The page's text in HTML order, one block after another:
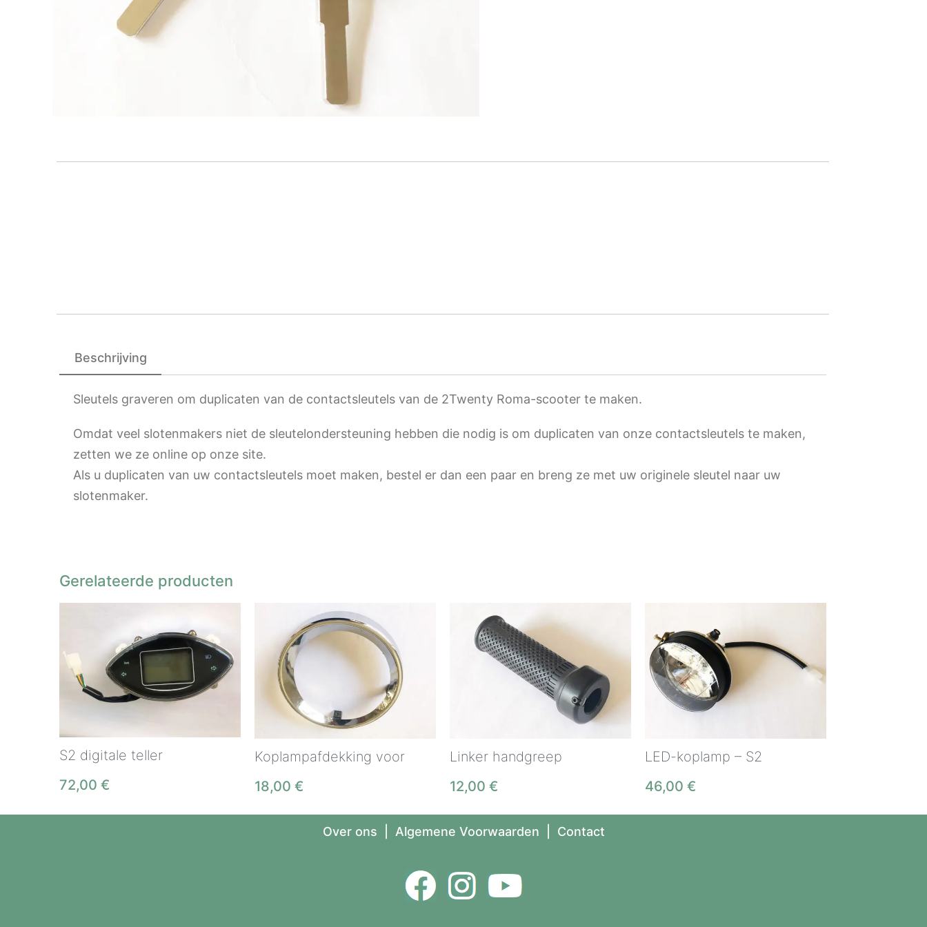
Beschrijving
Sleutels graveren om duplicaten van de contactsleutels van de 2Twenty Roma-scooter te maken.
Omdat veel slotenmakers niet de sleutelondersteuning hebben die nodig is om duplicaten van onze contactsleutels te maken,
zetten we ze online op onze site.
Als u duplicaten van uw contactsleutels moet maken, bestel er dan een paar en breng ze met uw originele sleutel naar uw
slotenmaker.
Gerelateerde producten
S2 digitale teller
72,00 €
Koplampafdekking voor
18,00 €
Linker handgreep
12,00 €
LED-koplamp – S2
46,00 €
Over ons Algemene Voorwaarden Contact